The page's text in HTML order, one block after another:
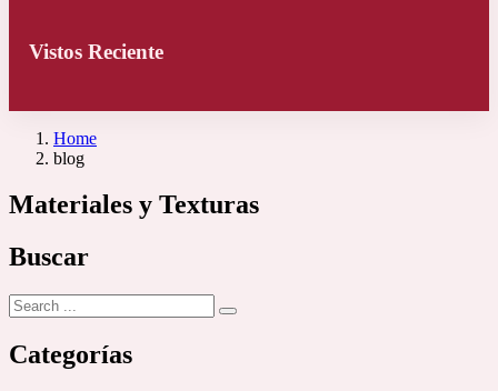
Vistos Reciente
Home
blog
Materiales y Texturas
Buscar
Categorías